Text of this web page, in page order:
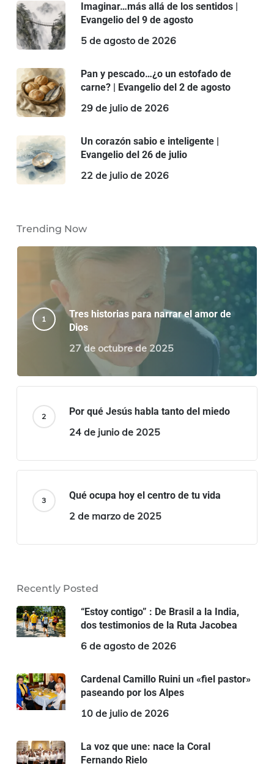
Imaginar…más allá de los sentidos |
Evangelio del 9 de agosto
5 de agosto de 2026
Pan y pescado…¿o un estofado de
carne? | Evangelio del 2 de agosto
29 de julio de 2026
Un corazón sabio e inteligente |
Evangelio del 26 de julio
22 de julio de 2026
Trending Now
Tres historias para narrar el amor de
Dios
27 de octubre de 2025
Por qué Jesús habla tanto del miedo
24 de junio de 2025
Qué ocupa hoy el centro de tu vida
2 de marzo de 2025
Recently Posted
“Estoy contigo” : De Brasil a la India,
dos testimonios de la Ruta Jacobea
6 de agosto de 2026
Cardenal Camillo Ruini un «fiel pastor»
paseando por los Alpes
10 de julio de 2026
La voz que une: nace la Coral
Fernando Rielo